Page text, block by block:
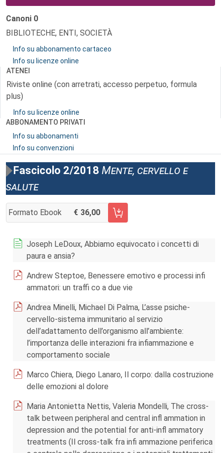
Canoni 0
BIBLIOTECHE, ENTI, SOCIETÀ
Info su abbonamento cartaceo
Info su licenze online
ATENEI
Riviste online (con arretrati, accesso perpetuo, formula
plus)
Info su licenze online
ABBONAMENTO PRIVATI
Info su abbonamenti
Info su convenzioni
Fascicolo 2/2018 Mente, cervello e
salute
Formato Ebook 36,00
AGGIUNGI AL CARRELLO FASCICOLO 2/2018
Joseph LeDoux, Abbiamo equivocato i concetti di
paura e ansia?
Andrew Steptoe, Benessere emotivo e processi infi
ammatori: un traffi co a due vie
Andrea Minelli, Michael Di Palma, L’asse psiche-
cervello-sistema immunitario al servizio
dell’adattamento dell’organismo all’ambiente:
l’importanza delle interazioni fra infiammazione e
comportamento sociale
Marco Chiera, Diego Lanaro, Il corpo: dalla costruzione
delle emozioni al dolore
Maria Antonietta Nettis, Valeria Mondelli, The cross-
talk between peripheral and central infl ammation in
depression and the potential for anti-infl ammatory
treatments (Il cross-talk fra infi ammazione periferica